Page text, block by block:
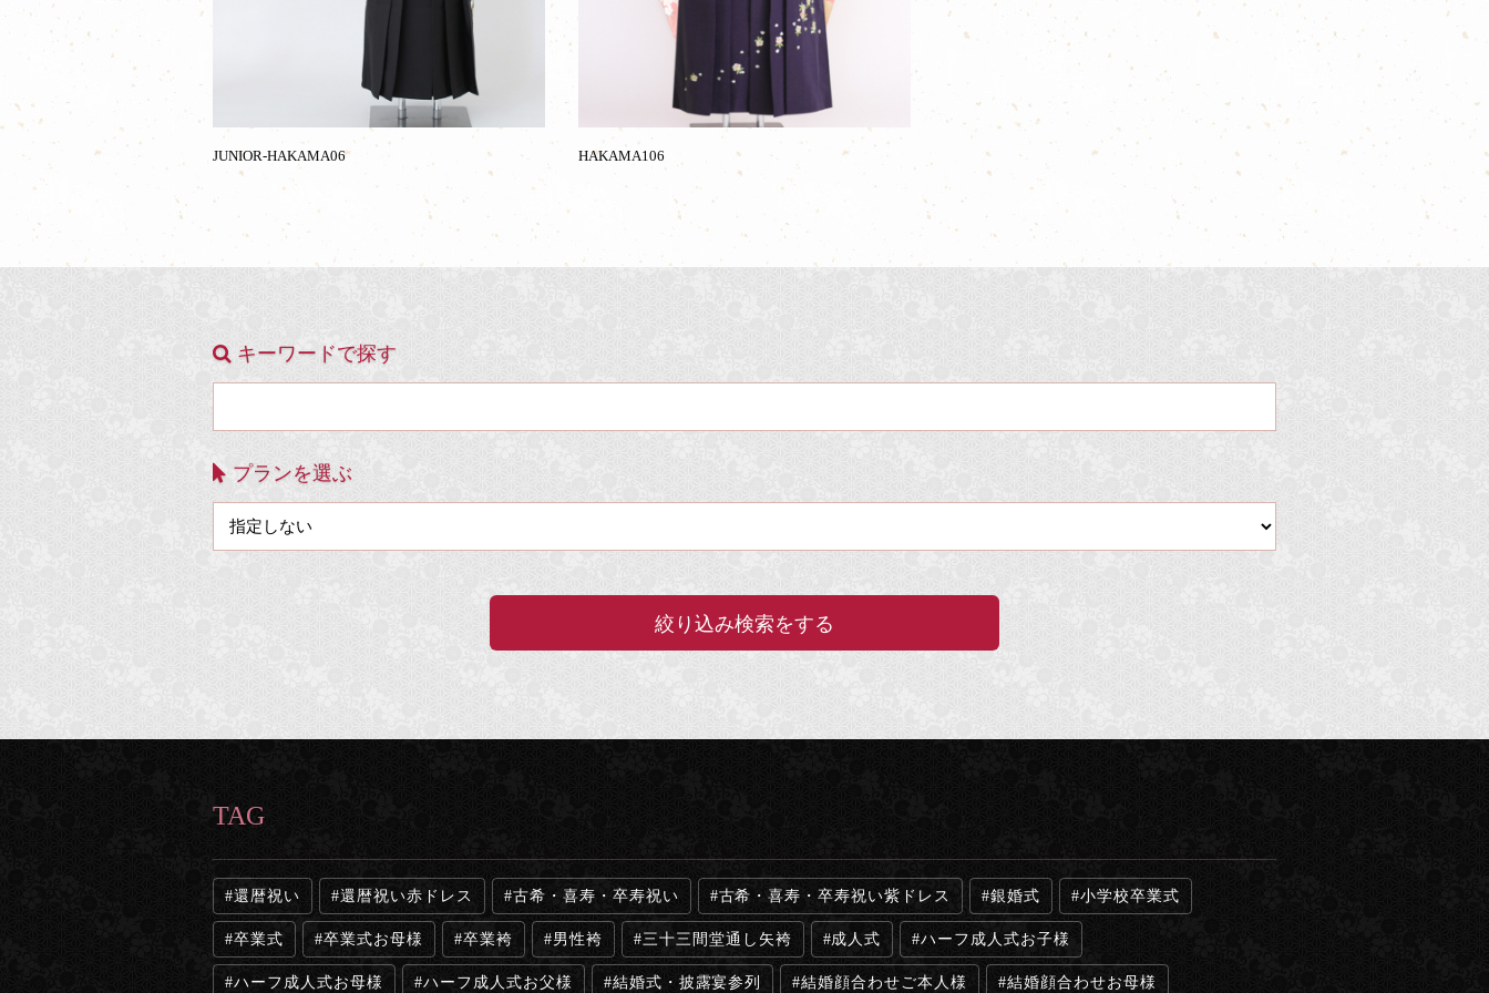
JUNIOR-HAKAMA06 HAKAMA106
キーワードで探す
プランを選ぶ
TAG
還暦祝い 還暦祝い赤ドレス 古希・喜寿・卒寿祝い 古希・喜寿・卒寿祝い紫ドレス 銀婚式 小学校卒業式
卒業式 卒業式お母様 卒業袴 男性袴 三十三間堂通し矢袴 成人式 ハーフ成人式お子様
ハーフ成人式お母様 ハーフ成人式お父様 結婚式・披露宴参列 結婚顔合わせご本人様 結婚顔合わせお母様